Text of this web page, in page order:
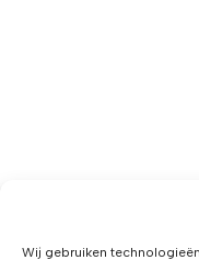
Wij gebruiken